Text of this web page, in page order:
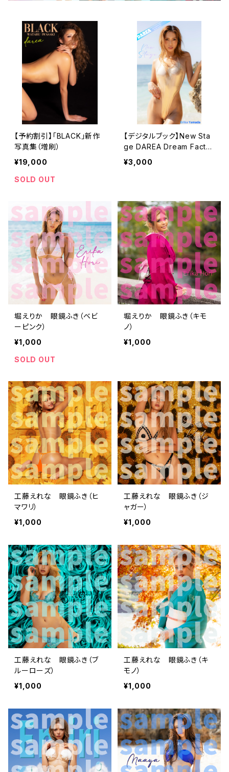
【予約割引】「BLACK」新作
写真集（増刷）
¥19,000
SOLD OUT
【デジタルブック】New Sta
ge DAREA Dream Factor
y Magazine
¥3,000
堀えりか 眼鏡ふき（ベビ
ーピンク）
¥1,000
SOLD OUT
堀えりか 眼鏡ふき（キモ
ノ）
¥1,000
工藤えれな 眼鏡ふき（ヒ
マワリ）
¥1,000
工藤えれな 眼鏡ふき（ジ
ャガー）
¥1,000
工藤えれな 眼鏡ふき（ブ
ルーローズ）
¥1,000
工藤えれな 眼鏡ふき（キ
モノ）
¥1,000